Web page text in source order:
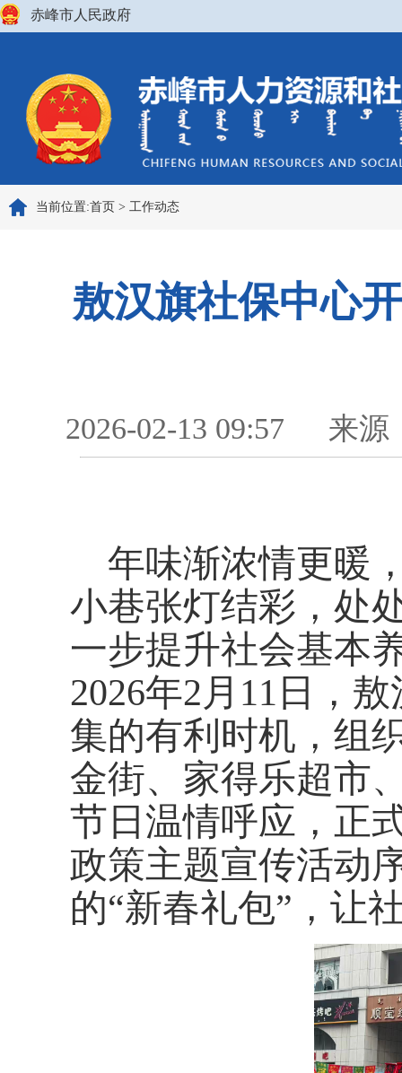
赤峰市人民政府
当前位置:首页 > 工作动态
敖汉旗社保中心
2026-02-13 09:57 来源
年味渐浓情更暖
小巷张灯结彩，处
一步提升社会基本
2026年2月11日，
集的有利时机，组
金街、家得乐超市
节日温情呼应，正
政策主题宣传活动
的“新春礼包”，让